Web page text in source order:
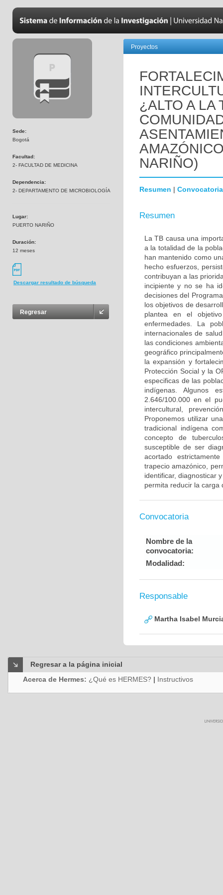
Sede:
Bogotá
Facultad:
2- FACULTAD DE MEDICINA
Dependencia:
2- DEPARTAMENTO DE MICROBIOLOGÍA
Lugar:
PUERTO NARIÑO
Duración:
12 meses
Descargar resultado de búsqueda
Regresar
Proyectos
¿ALTO A LA
NARIÑO)
Resumen | Convocatoria
Resumen
La TB causa una
a la totalidad de la
han mantenido como
hecho esfuerzos,
contribuyan a las
incipiente y no se ha
decisiones del
los objetivos de
plantea en el
enfermedades. La
internacionales de
las condiciones
geográfico
la expansión y
Protección Social y la
especificas de las
indígenas. Algunos
2.646/100.000 en el
intercultural,
Proponemos utilizar
tradicional indígena
concepto de
susceptible de ser
acortado
trapecio amazónico,
identificar, diagnosticar
permita reducir la carga
Convocatoria
Nombre de la
convocatoria:
Modalidad:
Responsable
Martha Isabel
Regresar a la página inicial
Acerca de Hermes: ¿Qué es HERMES? | Instructivos